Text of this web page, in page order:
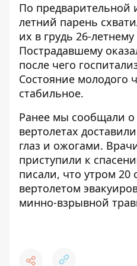
По предварительной
летний парень
их в грудь 26-
Пострадавшему
после чего
Состояние молодого
стабильное.
Ранее мы сообщали о
вертолетах
глаз и ожогами.
приступили к
писали, что утром 20
вертолетом
минно-взрывной